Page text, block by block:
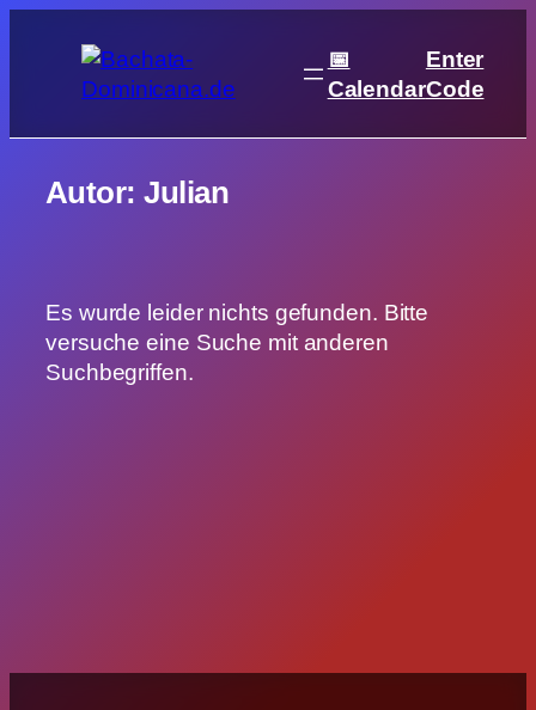
springen
📅
Calendar
Enter
Code
Autor:Julian
Es wurde leider nichts gefunden. Bitte
versuche eine Suche mit anderen
Suchbegriffen.